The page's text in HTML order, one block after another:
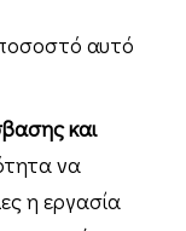
αυτό
και
να
η εργασία